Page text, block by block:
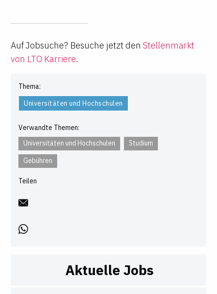
Auf Jobsuche? Besuche jetzt den Stellenmarkt
von LTO Karriere.
Thema:
Universitäten und Hochschulen
Verwandte Themen:
Universitäten und Hochschulen
Studium
Gebühren
Teilen
Aktuelle Jobs